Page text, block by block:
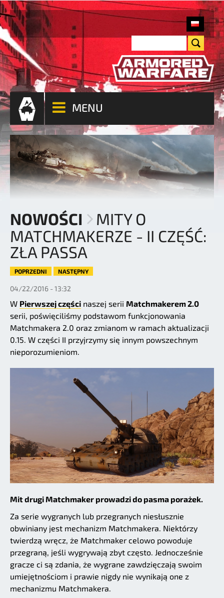
MENU
NOWOŚCI
MITY O
MATCHMAKERZE - II CZĘŚĆ:
ZŁA PASSA
POPRZEDNI NASTĘPNY
04/22/2016 - 13:32
W Pierwszej części naszej serii Matchmakerem 2.0
serii, poświęciliśmy podstawom funkcjonowania
Matchmakera 2.0 oraz zmianom w ramach aktualizacji
0.15. W części II przyjrzymy się innym powszechnym
nieporozumieniom.
Mit drugi Matchmaker prowadzi do pasma porażek.
Za serie wygranych lub przegranych niesłusznie
obwiniany jest mechanizm Matchmakera. Niektórzy
twierdzą wręcz, że Matchmaker celowo powoduje
przegraną, jeśli wygrywają zbyt często. Jednocześnie
gracze ci są zdania, że wygrane zawdzięczają swoim
umiejętnościom i prawie nigdy nie wynikają one z
mechanizmu Matchmakera.